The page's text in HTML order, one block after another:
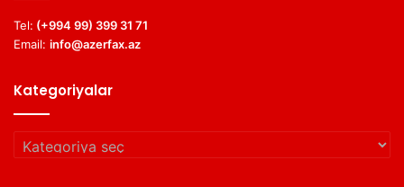
Tel: (+994 99) 399 31 71
Email: info@azerfax.az
Kategoriyalar
Kategoriyalar